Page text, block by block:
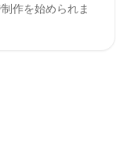
作を始められま